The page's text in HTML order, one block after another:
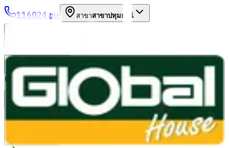
116024 ชม. สาขาสาขาปทุมธานี
หมวดหมู่สินค้า
ค้นหา
บัญชีของฉัน ตะกร้าสินค้า
Previous slide